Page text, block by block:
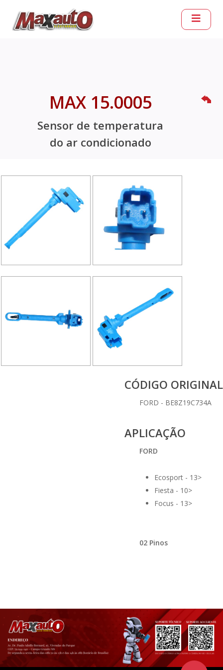
MAX 15.0005
Sensor de temperatura
do ar condicionado
CÓDIGO ORIGINAL
FORD - BE8Z19C734A
APLICAÇÃO
FORD
Ecosport - 13>
Fiesta - 10>
Focus - 13>
02 Pinos